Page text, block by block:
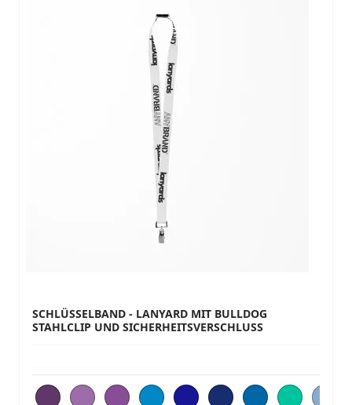
SCHLÜSSELBAND - LANYARD MIT BULLDOG
STAHLCLIP UND SICHERHEITSVERSCHLUSS